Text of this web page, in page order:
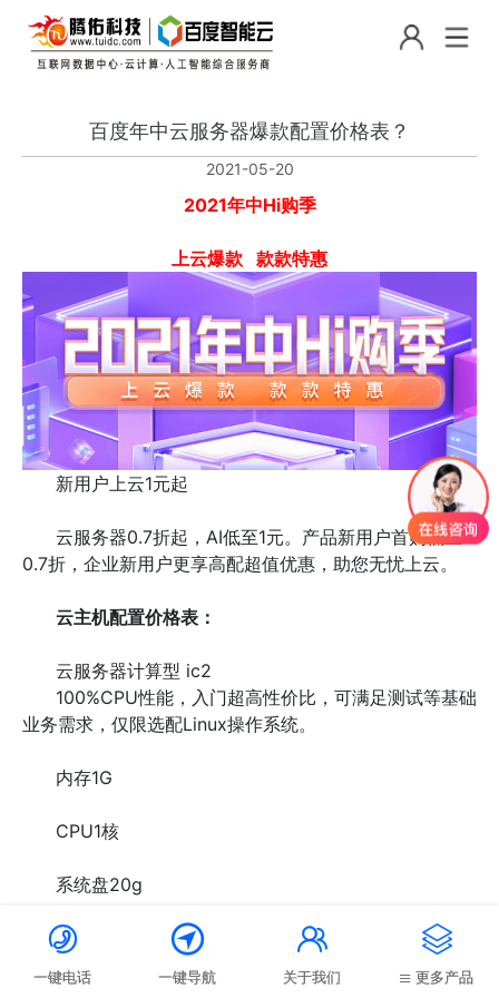
百度年中云服务器爆款配置价格表？
2021-05-20
2021年中Hi购季
上云爆款 款款特惠
新用户上云1元起
云服务器0.7折起，AI低至1元。 产品新用户首购低至
0.7折，企业新用户更享高配超值优惠，助您无忧上云。
云主机配置价格表：
云服务器计算型 ic2
100%CPU性能，入门超高性价比，可满足测试等基础
业务需求，仅限选配Linux操作系统。
内存1G
CPU1核
系统盘20g
带宽1M
55元/年

一键电话

一键导航

关于我们

更多产品